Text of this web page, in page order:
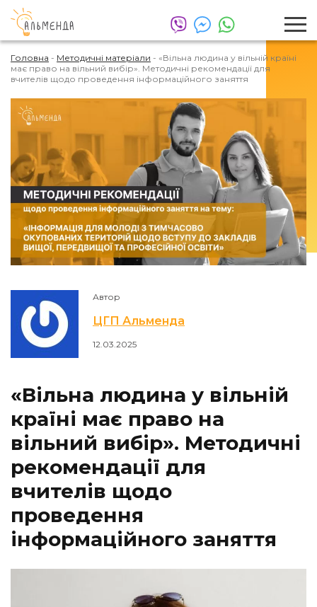
Головна - Методичні матеріали - «Вільна людина у вільній країні
має право на вільний вибір». Методичні рекомендації для
вчителів щодо проведення інформаційного заняття
Автор
ЦГП Альменда
12.03.2025
«Вільна людина у вільній
країні має право на
вільний вибір». Методичні
рекомендації для
вчителів щодо
проведення
інформаційного заняття